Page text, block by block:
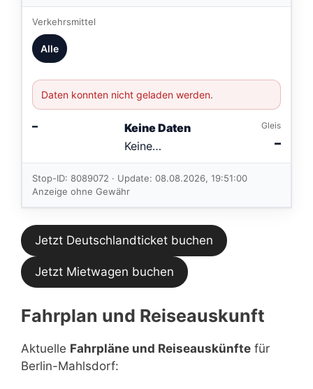
Verkehrsmittel
Alle
Daten konnten nicht geladen werden.
–
Keine Daten
Keine
Verbindungen
im aktuellen
Feed.
Gleis
–
Stop-ID: 8089072 · Update: 08.08.2026, 19:51:00
Anzeige ohne Gewähr
Jetzt Deutschlandticket buchen
Jetzt Mietwagen buchen
Fahrplan und Reiseauskunft
Aktuelle Fahrpläne und Reiseauskünfte für
Berlin-Mahlsdorf: